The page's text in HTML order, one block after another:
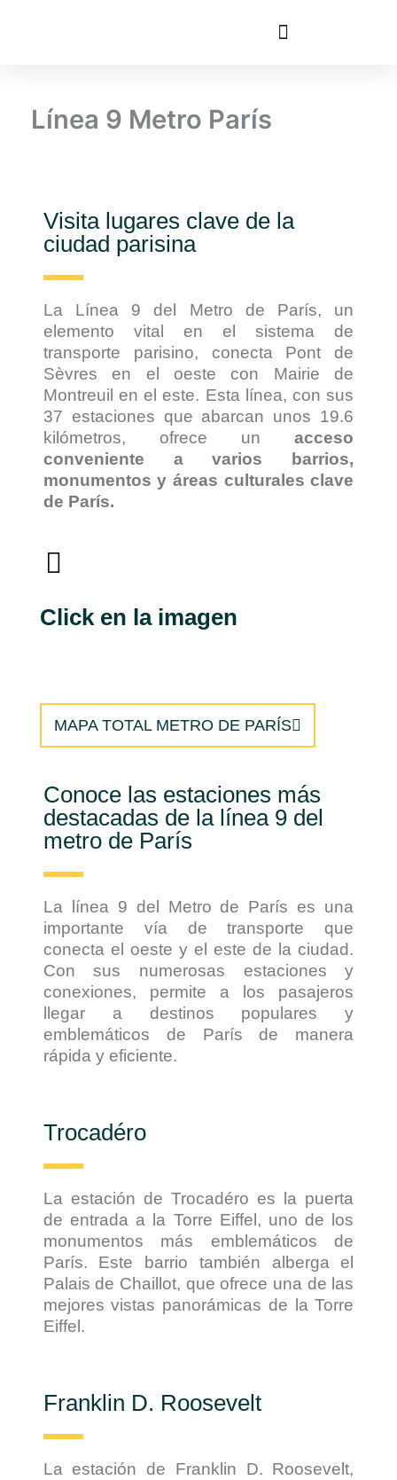
Línea 9 Metro París
Visita lugares clave de la
ciudad parisina
La Línea 9 del Metro de París, un
elemento vital en el sistema de
transporte parisino, conecta Pont de
Sèvres en el oeste con Mairie de
Montreuil en el este. Esta línea, con sus
37 estaciones que abarcan unos 19.6
kilómetros, ofrece unacceso
conveniente a varios barrios,
monumentos y áreas culturales clave
de París.
Click en la imagen
MAPA TOTAL METRO DE PARÍS
Conoce las estaciones más
destacadas de la línea 9 del
metro de París
La línea 9 del Metro de París es una
importante vía de transporte que
conecta el oeste y el este de la ciudad.
Con sus numerosas estaciones y
conexiones, permite a los pasajeros
llegar a destinos populares y
emblemáticos de París de manera
rápida y eficiente.
Trocadéro
La estación de Trocadéro es la puerta
de entrada a la Torre Eiffel, uno de los
monumentos más emblemáticos de
París. Este barrio también alberga el
Palais de Chaillot, que ofrece una de las
mejores vistas panorámicas de la Torre
Eiffel.
Franklin D. Roosevelt
La estación de Franklin D. Roosevelt,